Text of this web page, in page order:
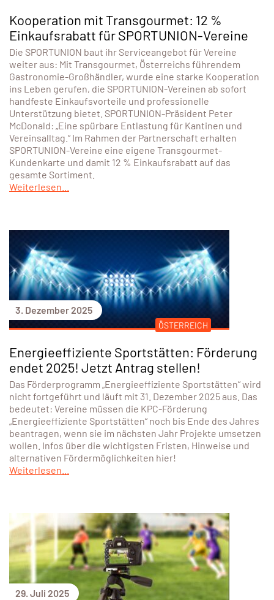
Kooperation mit Transgourmet: 12 %
Einkaufsrabatt für SPORTUNION-Vereine
Die SPORTUNION baut ihr Serviceangebot für Vereine
weiter aus: Mit Transgourmet, Österreichs führendem
Gastronomie-Großhändler, wurde eine starke Kooperation
ins Leben gerufen, die SPORTUNION-Vereinen ab sofort
handfeste Einkaufsvorteile und professionelle
Unterstützung bietet. SPORTUNION-Präsident Peter
McDonald: „Eine spürbare Entlastung für Kantinen und
Vereinsalltag.“ Im Rahmen der Partnerschaft erhalten
SPORTUNION-Vereine eine eigene Transgourmet-
Kundenkarte und damit 12 % Einkaufsrabatt auf das
gesamte Sortiment.
Weiterlesen...
3. Dezember 2025
ÖSTERREICH
Energieeffiziente Sportstätten: Förderung
endet 2025! Jetzt Antrag stellen!
Das Förderprogramm „Energieeffiziente Sportstätten“ wird
nicht fortgeführt und läuft mit 31. Dezember 2025 aus. Das
bedeutet: Vereine müssen die KPC-Förderung
„Energieeffiziente Sportstätten“ noch bis Ende des Jahres
beantragen, wenn sie im nächsten Jahr Projekte umsetzen
wollen. Infos über die wichtigsten Fristen, Hinweise und
alternativen Fördermöglichkeiten hier!
Weiterlesen...
29. Juli 2025